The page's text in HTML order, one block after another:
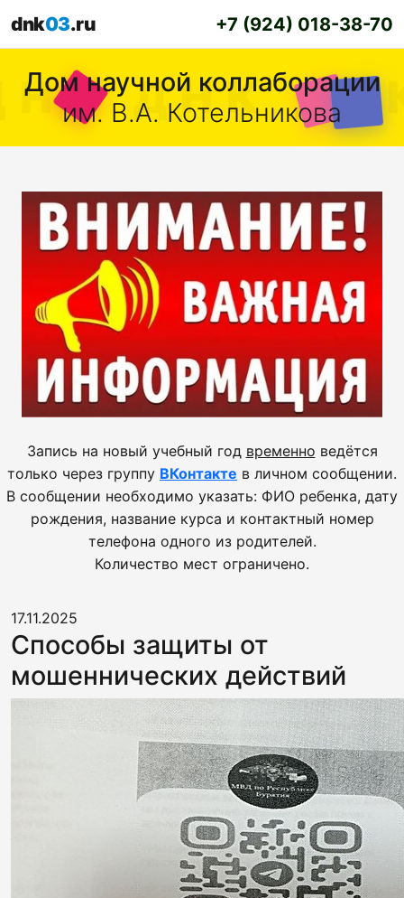
dnk03.ru +7 (924) 018-38-70
Дом научной коллаборации
им. В.А. Котельникова
Запись на новый учебный год временно ведётся
только через группу ВКонтакте в личном сообщении.
В сообщении необходимо указать: ФИО ребенка, дату
рождения, название курса и контактный номер
телефона одного из родителей.
Количество мест ограничено.
17.11.2025
Способы защиты от
мошеннических действий